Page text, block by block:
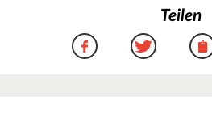
Teilen